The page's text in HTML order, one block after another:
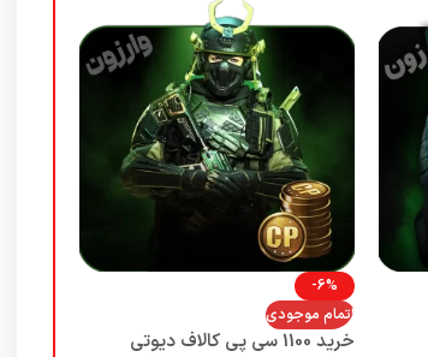
-6%
اتمام موجودی
خرید 1100 سی پی کالاف دیوتی